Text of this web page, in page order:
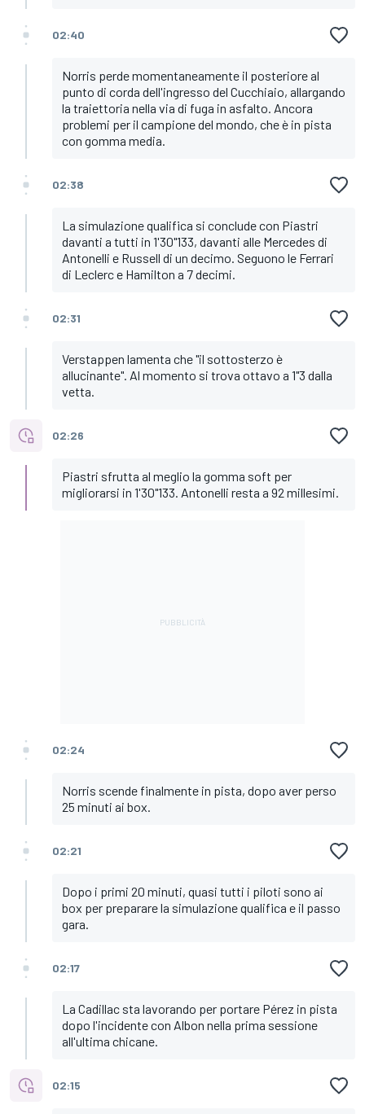
02:40
Norris perde momentaneamente il posteriore al
punto di corda dell'ingresso del Cucchiaio, allargando
la traiettoria nella via di fuga in asfalto. Ancora
problemi per il campione del mondo, che è in pista
con gomma media.
02:38
La simulazione qualifica si conclude con Piastri
davanti a tutti in 1'30"133, davanti alle Mercedes di
Antonelli e Russell di un decimo. Seguono le Ferrari
di Leclerc e Hamilton a 7 decimi.
02:31
Verstappen lamenta che "il sottosterzo è
allucinante". Al momento si trova ottavo a 1"3 dalla
vetta.
02:26
Piastri sfrutta al meglio la gomma soft per
migliorarsi in 1'30"133. Antonelli resta a 92 millesimi.
02:24
Norris scende finalmente in pista, dopo aver perso
25 minuti ai box.
02:21
Dopo i primi 20 minuti, quasi tutti i piloti sono ai
box per preparare la simulazione qualifica e il passo
gara.
02:17
La Cadillac sta lavorando per portare Pérez in pista
dopo l'incidente con Albon nella prima sessione
all'ultima chicane.
02:15